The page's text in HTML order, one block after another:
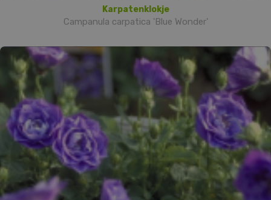
Karpatenklokje
Campanula carpatica 'Blue Wonder'